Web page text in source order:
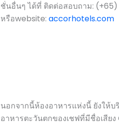
ชั่นอื่นๆ ได้ที่ ติดต่อสอบถาม:
หรือwebsite: accorhotels.com
นอกจากนี้ห้องอาหารแห่งนี้ ยังให้
อาหารตะวันตกของเชฟที่มีชื่อเสีย